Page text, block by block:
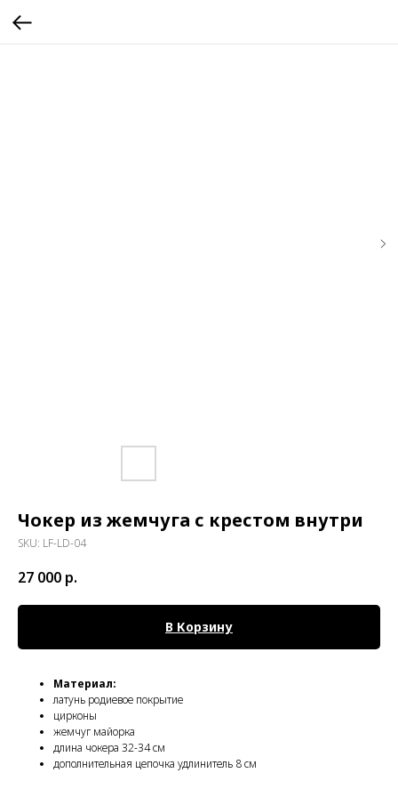
Чокер из жемчуга с крестом внутри
SKU: LF-LD-04
27 000 р.
В Корзину
Материал:
латунь родиевое покрытие
цирконы
жемчуг майорка
длина чокера 32-34 см
дополнительная цепочка удлинитель 8 см